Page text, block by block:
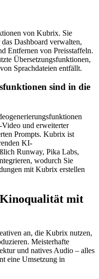
von Kubrix. Sie
Dashboard verwalten,
Entfernen von Preisstaffeln.
Übersetzungsfunktionen,
Sprachdateien entfällt.
sind in die
und erweiterter
Prompts. Kubrix ist
KI-
Runway, Pika Labs,
wodurch Sie
mit Kubrix erstellen
mit
an, die Kubrix nutzen,
Meisterhafte
und natives Audio – alles
eine Umsetzung in